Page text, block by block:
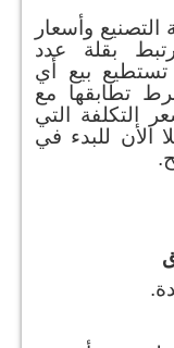
وأسعار
بقلة عدد
تستطيع بيع أي
تطابقها مع
التكلفة التي
الأن للبدء في